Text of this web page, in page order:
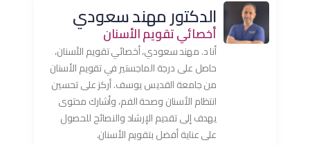
الدكتور مهند سعودي
أخصائي تقويم الأسنان
أنا د. مهند سعودي، أخصائي تقويم الأسنان،
حاصل على درجة الماجستير في تقويم الأسنان
من جامعة القديس يوسف. أركز على تحسين
انتظام الأسنان وصحة الفم، وأشارك محتوى
يهدف إلى تقديم الإرشاد والنصائح للحصول
على عناية أفضل بتقويم الأسنان.